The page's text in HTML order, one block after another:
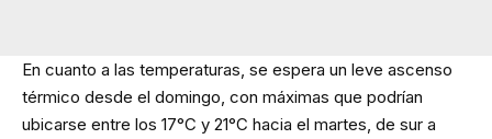
En cuanto a las temperaturas, se espera un leve ascenso
térmico desde el domingo, con máximas que podrían
ubicarse entre los 17°C y 21°C hacia el martes, de sur a